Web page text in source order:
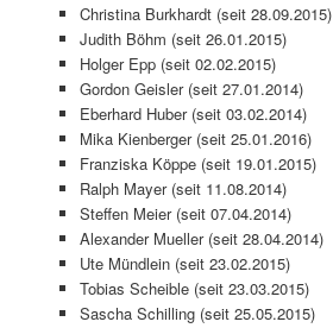
Christina Burkhardt (seit 28.09.2015)
Judith Böhm (seit 26.01.2015)
Holger Epp (seit 02.02.2015)
Gordon Geisler (seit 27.01.2014)
Eberhard Huber (seit 03.02.2014)
Mika Kienberger (seit 25.01.2016)
Franziska Köppe (seit 19.01.2015)
Ralph Mayer (seit 11.08.2014)
Steffen Meier (seit 07.04.2014)
Alexander Mueller (seit 28.04.2014)
Ute Mündlein (seit 23.02.2015)
Tobias Scheible (seit 23.03.2015)
Sascha Schilling (seit 25.05.2015)